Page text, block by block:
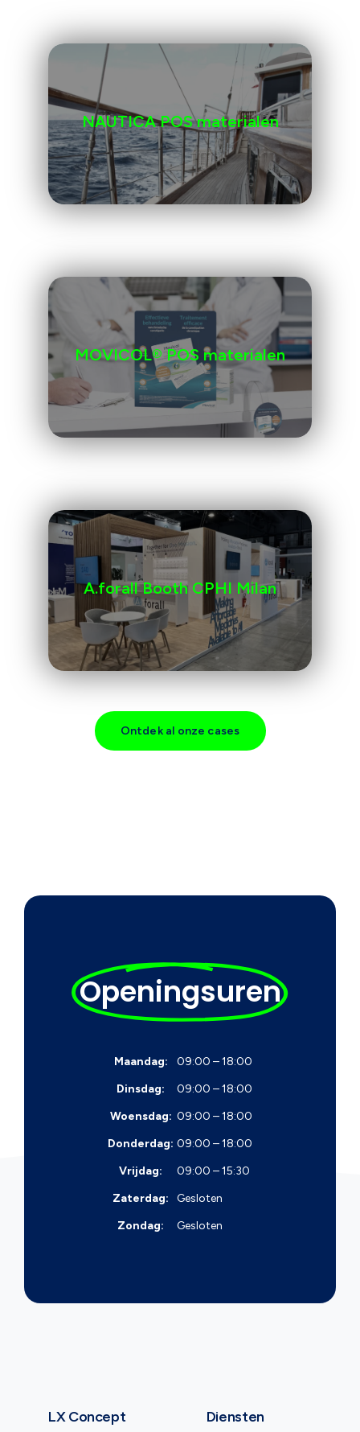
NAUTICA POS materialen
MOVICOL® POS materialen
A.forall Booth CPHI Milan
Ontdek al onze cases
Openingsuren
Maandag:
09:00 – 18:00
Dinsdag:
09:00 – 18:00
Woensdag: 09:00 – 18:00
Donderdag: 09:00 – 18:00
Vrijdag:
09:00 – 15:30
Zaterdag:
Gesloten
Zondag:
Gesloten
LX Concept Diensten